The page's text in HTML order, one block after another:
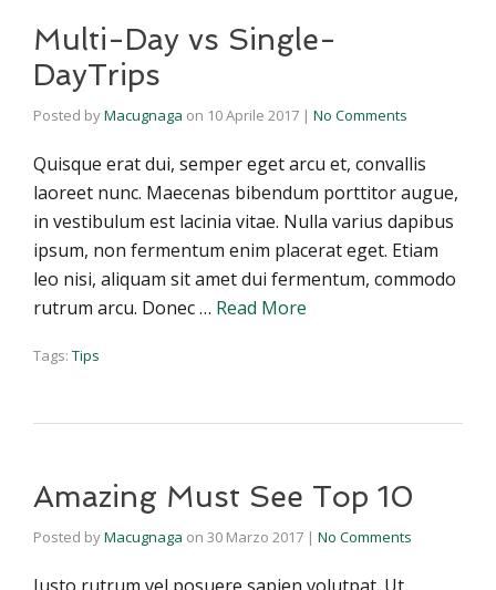
Multi-Day vs Single-
DayTrips
Posted byMacugnaga on 10 Aprile 2017 | No Comments
Quisque erat dui, semper eget arcu et, convallis
laoreet nunc. Maecenas bibendum porttitor augue,
in vestibulum est lacinia vitae. Nulla varius dapibus
ipsum, non fermentum enim placerat eget. Etiam
leo nisi, aliquam sit amet dui fermentum, commodo
rutrum arcu. Donec … Read More
Tags: Tips
Amazing Must See Top 10
Posted byMacugnaga on 30 Marzo 2017 | No Comments